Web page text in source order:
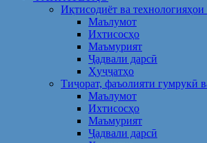
Иқтисодиёт ва
Маълумот
Ихтисосҳо
Маъмурият
Ҷадвали дарсӣ
Ҳуҷҷатҳо
Тиҷорат, фаъолияти гумрукӣ
Маълумот
Ихтисосҳо
Маъмурият
Ҷадвали дарсӣ